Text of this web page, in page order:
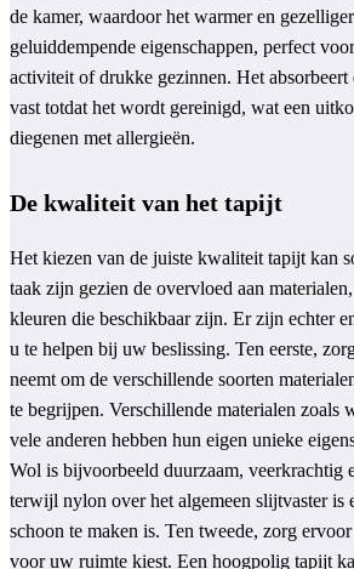
de kamer, waardoor het warmer en
geluiddempende eigenschappen, perfect
activiteit of drukke gezinnen. Het
vast totdat het wordt gereinigd, wat een
diegenen met allergieën.
De kwaliteit van het tapijt
Het kiezen van de juiste kwaliteit tapijt kan
taak zijn gezien de overvloed aan
kleuren die beschikbaar zijn. Er zijn echter
u te helpen bij uw beslissing. Ten eerste,
neemt om de verschillende soorten
te begrijpen. Verschillende materialen zoals
vele anderen hebben hun eigen unieke
Wol is bijvoorbeeld duurzaam, veerkrachtig
terwijl nylon over het algemeen slijtvaster is
schoon te maken is. Ten tweede, zorg
voor uw ruimte kiest. Een hoogpolig tapijt